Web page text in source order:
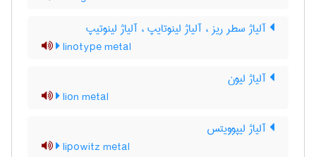
آلیاژ سطر ریز ، آلیاژ لینوتایپ ، آلیاژ لینوتیپ
linotype metal
آلیاژ لیون
lion metal
آلیاژ لیپوویتس
lipowitz metal